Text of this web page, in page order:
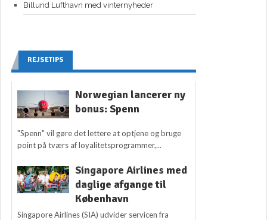
Billund Lufthavn med vinternyheder
REJSETIPS
Norwegian lancerer ny
bonus: Spenn
"Spenn" vil gøre det lettere at optjene og bruge
point på tværs af loyalitetsprogrammer,...
Singapore Airlines med
daglige afgange til
København
Singapore Airlines (SIA) udvider servicen fra